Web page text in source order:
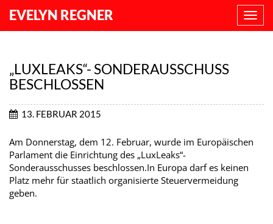
EVELYN REGNER
„LUXLEAKS“- SONDERAUSSCHUSS
BESCHLOSSEN
13. FEBRUAR 2015
Am Donnerstag, dem 12. Februar, wurde im Europäischen
Parlament die Einrichtung des „LuxLeaks“-
Sonderausschusses beschlossen.In Europa darf es keinen
Platz mehr für staatlich organisierte Steuervermeidung
geben.